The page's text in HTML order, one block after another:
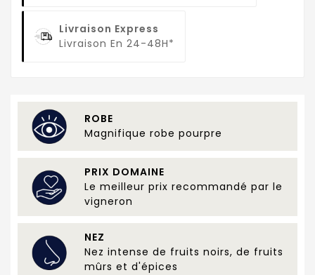
Livraison Express
Livraison En 24-48H*
ROBE
Magnifique robe pourpre
PRIX DOMAINE
Le meilleur prix recommandé par le
vigneron
NEZ
Nez intense de fruits noirs, de fruits
mûrs et d'épices